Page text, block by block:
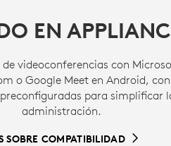
EN
videoconferencias con
o Google Meet en Android,
para simplificar
administración.
SOBRE COMPATIBILIDAD